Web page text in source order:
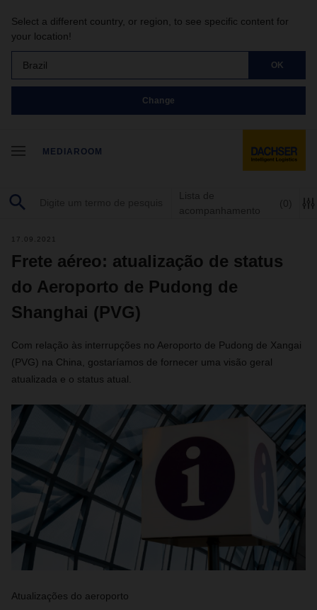
Select a different country, or region, to see specific content for
your location!
Brazil OK
Change
MEDIAROOM
Lista de
acompanhamento
(0)
17.09.2021
Frete aéreo: atualização de status
do Aeroporto de Pudong de
Shanghai (PVG)
Com relação às interrupções no Aeroporto de Pudong de Xangai
(PVG) na China, gostaríamos de fornecer uma visão geral
atualizada e o status atual.
Atualizações do aeroporto